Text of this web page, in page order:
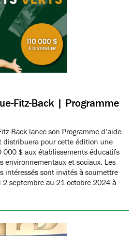
Fitz-Back | Programme
Back lance son Programme d’aide
pour cette édition une
$ aux établissements éducatifs
environnementaux et sociaux. Les
intéressés sont invités à soumettre
septembre au 21 octobre 2024 à